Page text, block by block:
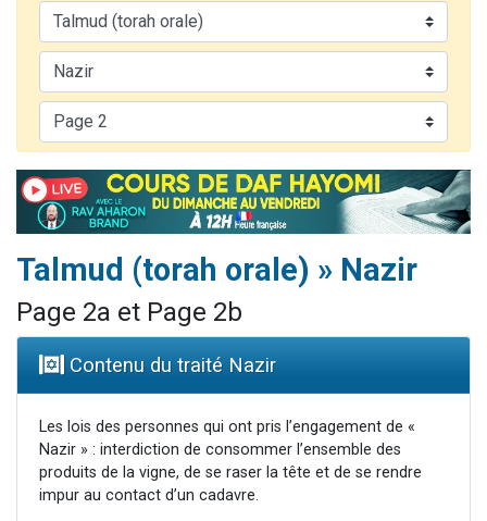
30 personnes viennent de faire un don pour Sauvez la jambe de Yohan
12 nouvelles musiques dans Torah-Box Music
29 personnes viennent de demander une bénédiction
Talmud (torah orale) » Nazir
Page 2a et Page 2b
Contenu du traité Nazir
Les lois des personnes qui ont pris l’engagement de «
Nazir » : interdiction de consommer l’ensemble des
produits de la vigne, de se raser la tête et de se rendre
impur au contact d’un cadavre.